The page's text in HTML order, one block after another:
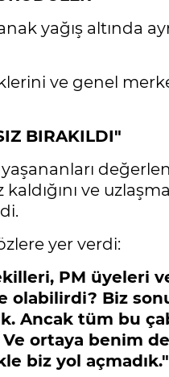
yağış altında
ve genel
BIRAKILDI"
ve uzlaşma
yer verdi:
PM üyeleri
olabilirdi? Biz
Ancak tüm bu
Ve ortaya benim
biz yol açmadık."